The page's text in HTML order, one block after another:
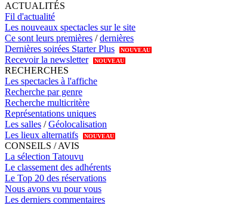
ACTUALITÉS
Fil d'actualité
Les nouveaux spectacles sur le site
Ce sont leurs premières /dernières
Dernières soirées Starter Plus
NOUVEAU
Recevoir la newsletter NOUVEAU
RECHERCHES
Les spectacles à l'affiche
Recherche par genre
Recherche multicritère
Représentations uniques
Les salles /Géolocalisation
Les lieux alternatifs
NOUVEAU
CONSEILS / AVIS
La sélection Tatouvu
Le classement des adhérents
Le Top 20 des réservations
Nous avons vu pour vous
Les derniers commentaires